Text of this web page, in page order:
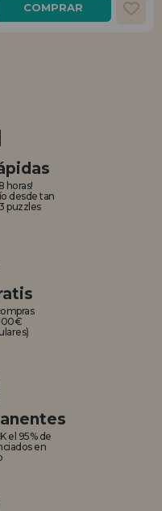
COMPRAR
horas!
desde tan
puzzles
el 95% de
en